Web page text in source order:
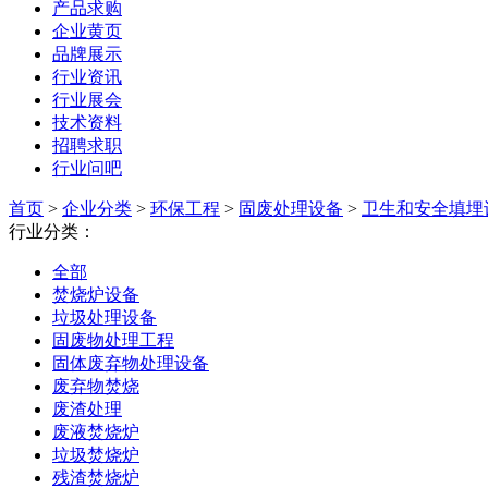
产品求购
企业黄页
品牌展示
行业资讯
行业展会
技术资料
招聘求职
行业问吧
首页 > 企业分类 > 环保工程 > 固废处理设备 > 卫生和安全填
行业分类：
全部
焚烧炉设备
垃圾处理设备
固废物处理工程
固体废弃物处理设备
废弃物焚烧
废渣处理
废液焚烧炉
垃圾焚烧炉
残渣焚烧炉